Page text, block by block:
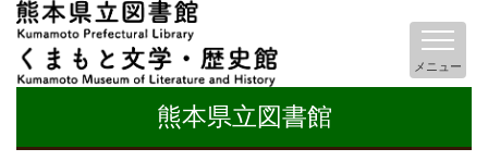
熊本県立図書館
メニュー